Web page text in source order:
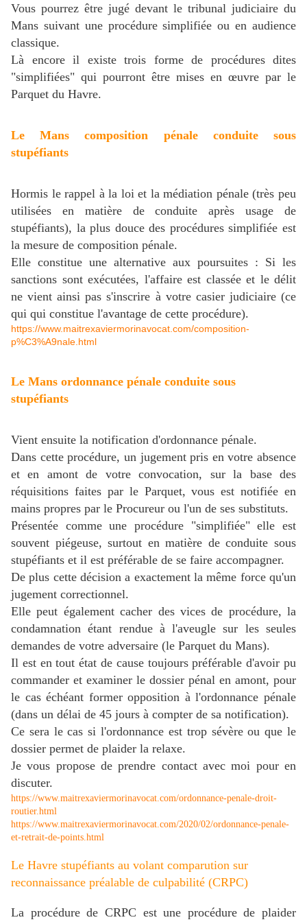
Vous pourrez être jugé devant le tribunal judiciaire du
Mans suivant une procédure simplifiée ou en audience
classique.
Là encore il existe trois forme de procédures dites
"simplifiées" qui pourront être mises en œuvre par le
Parquet du Havre.
Le Mans composition pénale conduite sous
stupéfiants
Hormis le rappel à la loi et la médiation pénale (très peu
utilisées en matière de conduite après usage de
stupéfiants), la plus douce des procédures simplifiée est
la mesure de composition pénale.
Elle constitue une alternative aux poursuites : Si les
sanctions sont exécutées, l'affaire est classée et le délit
ne vient ainsi pas s'inscrire à votre casier judiciaire (ce
qui qui constitue l'avantage de cette procédure).
https://www.maitrexaviermorinavocat.com/composition-
p%C3%A9nale.html
Le Mans ordonnance pénale conduite sous
stupéfiants
Vient ensuite la notification d'ordonnance pénale.
Dans cette procédure, un jugement pris en votre absence
et en amont de votre convocation, sur la base des
réquisitions faites par le Parquet, vous est notifiée en
mains propres par le Procureur ou l'un de ses substituts.
Présentée comme une procédure "simplifiée" elle est
souvent piégeuse, surtout en matière de conduite sous
stupéfiants et il est préférable de se faire accompagner.
De plus cette décision a exactement la même force qu'un
jugement correctionnel.
Elle peut également cacher des vices de procédure, la
condamnation étant rendue à l'aveugle sur les seules
demandes de votre adversaire (le Parquet du Mans).
Il est en tout état de cause toujours préférable d'avoir pu
commander et examiner le dossier pénal en amont, pour
le cas échéant former opposition à l'ordonnance pénale
(dans un délai de 45 jours à compter de sa notification).
Ce sera le cas si l'ordonnance est trop sévère ou que le
dossier permet de plaider la relaxe.
Je vous propose de prendre contact avec moi pour en
discuter.
https://www.maitrexaviermorinavocat.com/ordonnance-penale-droit-
routier.html
https://www.maitrexaviermorinavocat.com/2020/02/ordonnance-penale-
et-retrait-de-points.html
Le Havre stupéfiants au volant comparution sur
reconnaissance préalable de culpabilité (CRPC)
La procédure de CRPC est une procédure de plaider